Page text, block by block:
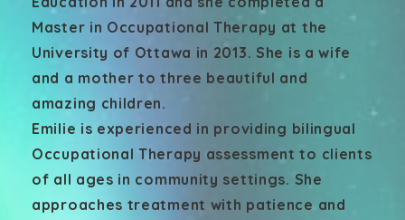
Master in Occupational Therapy at the
University of Ottawa in 2013. She is a wife
and a mother to three beautiful and
amazing children.
Emilie is experienced in providing bilingual
Occupational Therapy assessment to clients
of all ages in community settings. She
approaches treatment with patience and